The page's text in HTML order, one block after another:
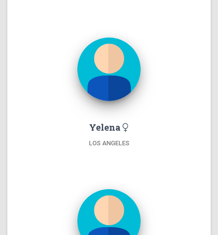
Yelena
LOS ANGELES